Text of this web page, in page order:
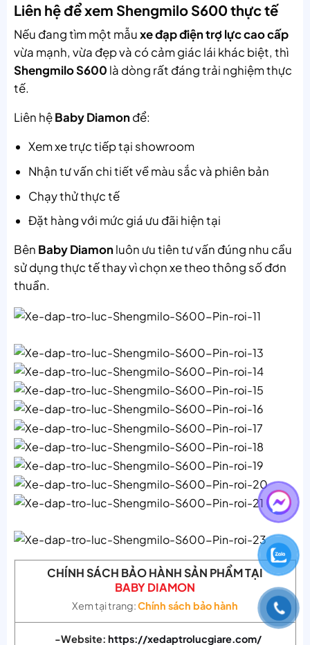
Liên hệ để xem Shengmilo S600 thực tế
Nếu đang tìm một mẫuxe đạp điện trợ lực cao cấp
vừa mạnh, vừa đẹp và có cảm giác lái khác biệt, thì
Shengmilo S600 là dòng rất đáng trải nghiệm thực
tế.
Liên hệBaby Diamonđể:
Xem xe trực tiếp tại showroom
Nhận tư vấn chi tiết về màu sắc và phiên bản
Chạy thử thực tế
Đặt hàng với mức giá ưu đãi hiện tại
Bên Baby Diamonluôn ưu tiên tư vấn đúng nhu cầu
sử dụng thực tế thay vì chọn xe theo thông số đơn
thuần.
CHÍNH SÁCH BẢO HÀNH SẢN PHẨM TẠI
BABY DIAMON
Xem tại trang:Chính sách bảo hành
-Website: https://xedaptrolucgiare.com/